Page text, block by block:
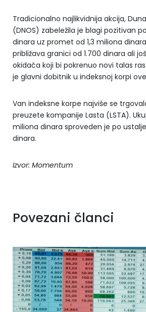
Tradicionalno najlikvidnija akcija,
(DNOS) zabeležila je blagi pozitivan
dinara uz promet od 1,3 miliona
približava granici od 1.700 dinara ali
okidača koji bi pokrenuo novi talas
je glavni dobitnik u indeksnoj korpi
Van indeksne korpe najviše se
preuzete kompanije Lasta (LSTA).
miliona dinara sproveden je po
dinara.
Izvor: Momentum
Povezani članci